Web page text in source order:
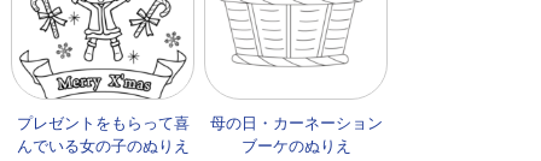
プレゼントをもらって喜
んでいる女の子のぬりえ
母の日・カーネーション
ブーケのぬりえ